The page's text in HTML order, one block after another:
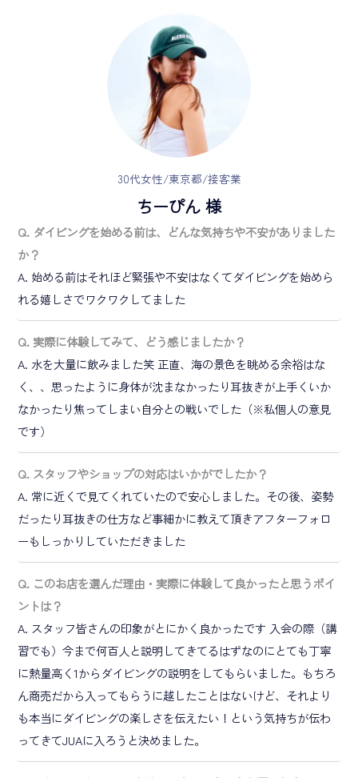
30代女性/東京都/接客業
ちーぴん 様
Q. ダイビングを始める前は、どんな気持ちや不安がありました
か？
A. 始める前はそれほど緊張や不安はなくてダイビングを始めら
れる嬉しさでワクワクしてました
Q. 実際に体験してみて、どう感じましたか？
A. 水を大量に飲みました笑 正直、海の景色を眺める余裕はな
く、、思ったように身体が沈まなかったり耳抜きが上手くいか
なかったり焦ってしまい自分との戦いでした（※私個人の意見
です）
Q. スタッフやショップの対応はいかがでしたか？
A. 常に近くで見てくれていたので安心しました。その後、姿勢
だったり耳抜きの仕方など事細かに教えて頂きアフターフォロ
ーもしっかりしていただきました
Q. このお店を選んだ理由・実際に体験して良かったと思うポイ
ントは？
A. スタッフ皆さんの印象がとにかく良かったです 入会の際（講
習でも）今まで何百人と説明してきてるはずなのにとても丁寧
に熱量高く1からダイビングの説明をしてもらいました。もちろ
ん商売だから入ってもらうに越したことはないけど、それより
も本当にダイビングの楽しさを伝えたい！という気持ちが伝わ
ってきてJUAに入ろうと決めました。